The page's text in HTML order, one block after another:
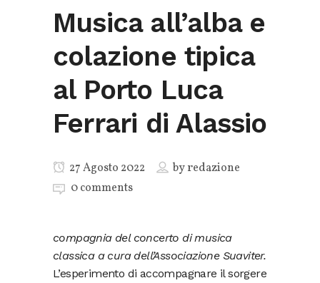
Musica all’alba e
colazione tipica
al Porto Luca
Ferrari di Alassio
27 Agosto 2022 byredazione
0 comments
compagnia del concerto di musica
classica a cura dell’Associazione Suaviter.
L’esperimento di accompagnare il sorgere